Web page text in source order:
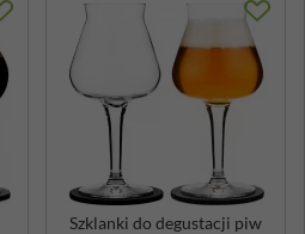
Szklanki do degustacji piw